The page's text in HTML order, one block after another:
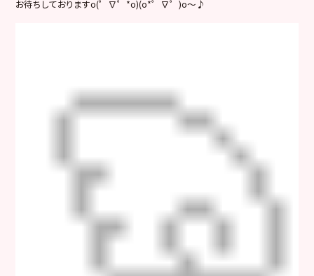
お待ちしておりますo(゜∇゜*o)(o*゜∇゜)o～♪